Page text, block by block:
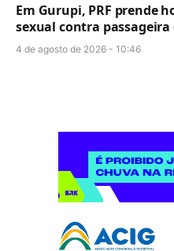
Em Gurupi, PRF prende
sexual contra passageira
4 de agosto de 2026 - 10:46